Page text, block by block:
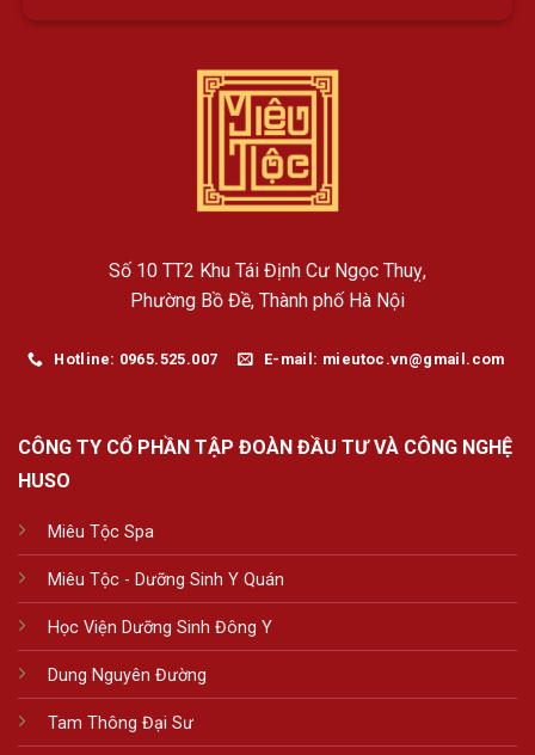
Số 10 TT2 Khu Tái Định Cư Ngọc Thuỵ,
Phường Bồ Đề, Thành phố Hà Nội
Hotline: 0965.525.007 E-mail: mieutoc.vn@gmail.com
CÔNG TY CỔ PHẦN TẬP ĐOÀN ĐẦU TƯ VÀ CÔNG NGHỆ
HUSO
Miêu Tộc Spa
Miêu Tộc - Dưỡng Sinh Y Quán
Học Viện Dưỡng Sinh Đông Y
Dung Nguyên Đường
Tam Thông Đại Sư